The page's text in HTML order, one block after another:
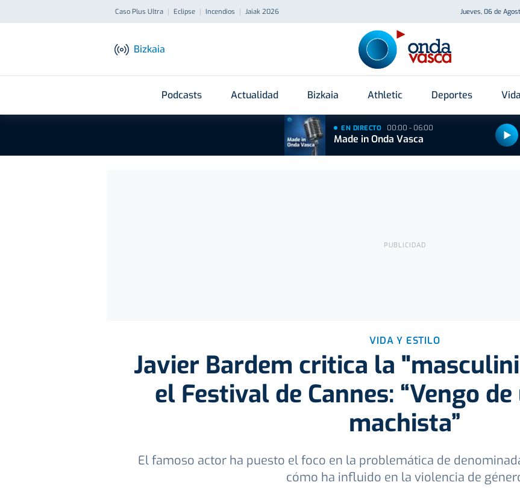
Caso Plus Ultra Eclipse Incendios Jaiak 2026 Jueves, 06 de
Bizkaia
Podcasts Actualidad Bizkaia Athletic Deportes
EN DIRECTO 00:00 - 06:00
Made in Onda Vasca
VIDA Y ESTILO
Javier Bardem critica la
el Festival de Cannes: “Vengo
machista”
El famoso actor ha puesto el foco en la problemática de
cómo ha influido en la violencia de